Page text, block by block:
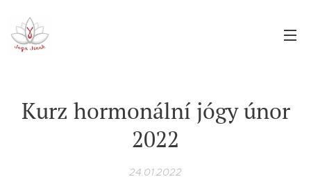
Kurz hormonální jógy únor
2022
24.01.2022